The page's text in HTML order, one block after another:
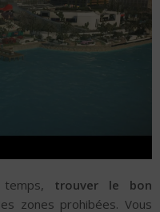
trouver le bon
zones prohibées. Vous